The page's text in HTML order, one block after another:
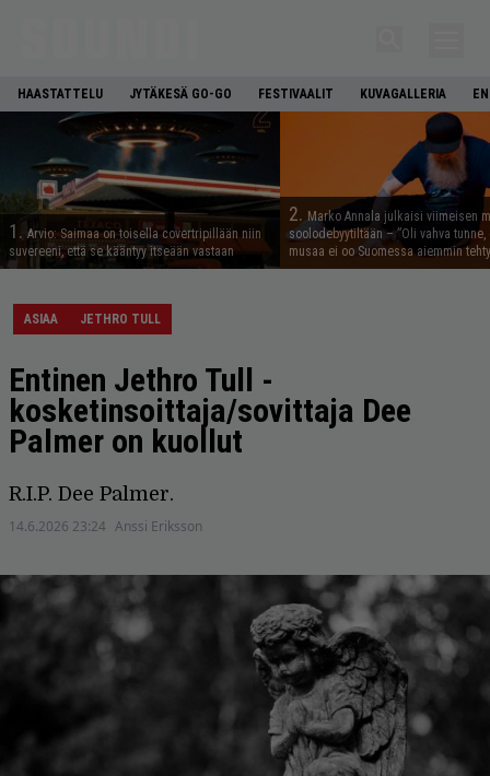
HAASTATTELU JYTÄKESÄ GO-GO FESTIVAALIT KUVAGALLERIA
1. Arvio: Saimaa on toisella covertripillään niin
suvereeni, että se kääntyy itseään vastaan
2.Marko Annala julkaisi viimeisen
soolodebyytiltään – ”Oli vahva
musaa ei oo Suomessa aiemmin
ASIAA JETHRO TULL
Entinen Jethro Tull -
kosketinsoittaja/sovittaja Dee
Palmer on kuollut
R.I.P. Dee Palmer.
14.6.2026 23:24 Anssi Eriksson